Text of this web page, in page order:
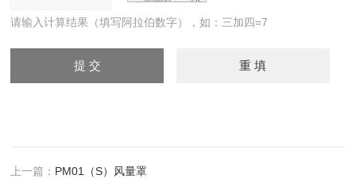
请输入计算结果（填写阿拉伯数字），如：三加四=7
上一篇： PM01（S）风量罩